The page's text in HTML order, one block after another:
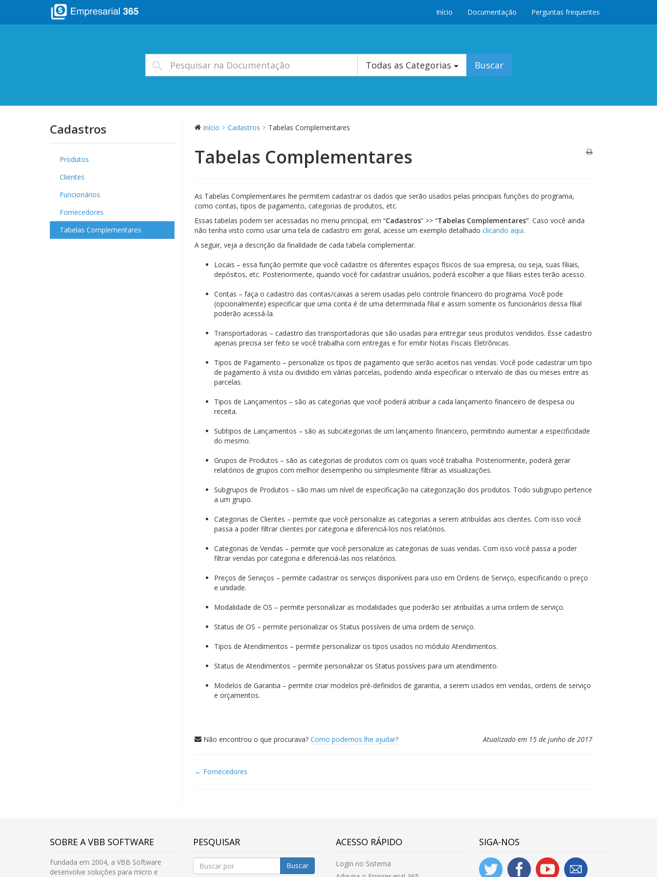
Início Documentação Perguntas frequentes
Todas as Categorias Buscar
Cadastros
Produtos
Clientes
Funcionários
Fornecedores
Tabelas Complementares
Início Cadastros Tabelas Complementares
Tabelas Complementares
As Tabelas Complementares lhe permitem cadastrar os dados que serão usados pelas principais funções do programa,
como contas, tipos de pagamento, categorias de produtos, etc.
Essas tabelas podem ser acessadas no menu principal, em “Cadastros” >> “Tabelas Complementares”. Caso você ainda
não tenha visto como usar uma tela de cadastro em geral, acesse um exemplo detalhado clicando aqui.
A seguir, veja a descrição da finalidade de cada tabela complementar.
Locais – essa função permite que você cadastre os diferentes espaços físicos de sua empresa, ou seja, suas filiais,
depósitos, etc. Posteriormente, quando você for cadastrar usuários, poderá escolher a que filiais estes terão acesso.
Contas – faça o cadastro das contas/caixas a serem usadas pelo controle financeiro do programa. Você pode
(opcionalmente) especificar que uma conta é de uma determinada filial e assim somente os funcionários dessa filial
poderão acessá-la.
Transportadoras – cadastro das transportadoras que são usadas para entregar seus produtos vendidos. Esse cadastro
apenas precisa ser feito se você trabalha com entregas e for emitir Notas Fiscais Eletrônicas.
Tipos de Pagamento – personalize os tipos de pagamento que serão aceitos nas vendas. Você pode cadastrar um tipo
de pagamento à vista ou dividido em várias parcelas, podendo ainda especificar o intervalo de dias ou meses entre as
parcelas.
Tipos de Lançamentos – são as categorias que você poderá atribuir a cada lançamento financeiro de despesa ou
receita.
Subtipos de Lançamentos – são as subcategorias de um lançamento financeiro, permitindo aumentar a especificidade
do mesmo.
Grupos de Produtos – são as categorias de produtos com os quais você trabalha. Posteriormente, poderá gerar
relatórios de grupos com melhor desempenho ou simplesmente filtrar as visualizações.
Subgrupos de Produtos – são mais um nível de especificação na categorização dos produtos. Todo subgrupo pertence
a um grupo.
Categorias de Clientes – permite que você personalize as categorias a serem atribuídas aos clientes. Com isso você
passa a poder filtrar clientes por categoria e diferenciá-los nos relatórios.
Categorias de Vendas – permite que você personalize as categorias de suas vendas. Com isso você passa a poder
filtrar vendas por categoria e diferenciá-las nos relatórios.
Preços de Serviços – permite cadastrar os serviços disponíveis para uso em Ordens de Serviço, especificando o preço
e unidade.
Modalidade de OS – permite personalizar as modalidades que poderão ser atribuídas a uma ordem de serviço.
Status de OS – permite personalizar os Status possíveis de uma ordem de serviço.
Tipos de Atendimentos – permite personalizar os tipos usados no módulo Atendimentos.
Status de Atendimentos – permite personalizar os Status possíveis para um atendimento.
Modelos de Garantia – permite criar modelos pré-definidos de garantia, a serem usados em vendas, ordens de serviço
e orçamentos.
Não encontrou o que procurava? Como podemos lhe ajudar? Atualizado em 15 de junho de 2017
← Fornecedores
SOBRE A VBB SOFTWARE
Fundada em 2004, a VBB Software
desenvolve soluções para micro e
PESQUISAR
Buscar
ACESSO RÁPIDO
Login no Sistema
SIGA-NOS